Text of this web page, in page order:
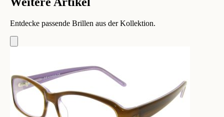
Entdecke passende Brillen aus der Kollektion.